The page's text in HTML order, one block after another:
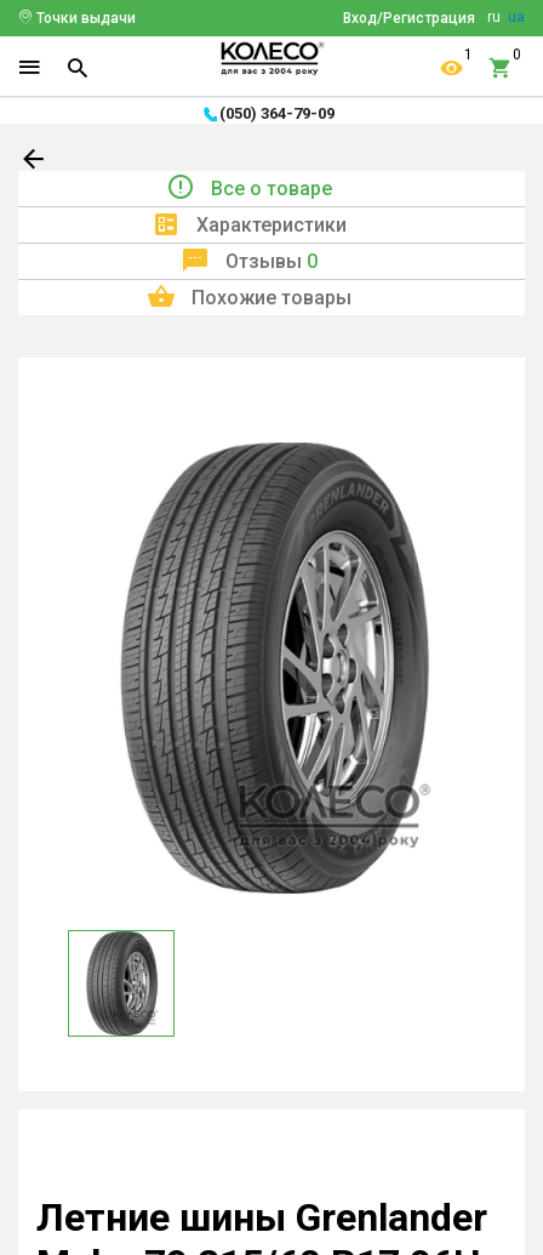
ru ua
Вход/Регистрация
Точки выдачи
1 0
(050) 364-79-09
Все о товаре
Характеристики
Отзывы 0
Похожие товары
Летние шины Grenlander